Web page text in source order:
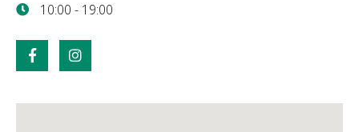
10:00 - 19:00